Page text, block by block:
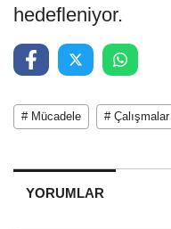
hedefleniyor.
# Mücadele # Çalışmalar
YORUMLAR